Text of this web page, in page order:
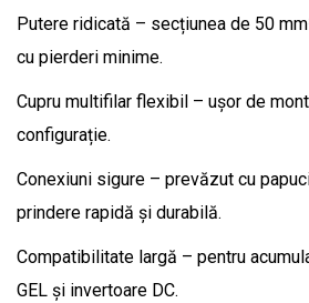
Putere ridicată – secțiunea de 50
cu pierderi minime.
Cupru multifilar flexibil – ușor de
configurație.
Conexiuni sigure – prevăzut cu
prindere rapidă și durabilă.
Compatibilitate largă – pentru
GEL și invertoare DC.